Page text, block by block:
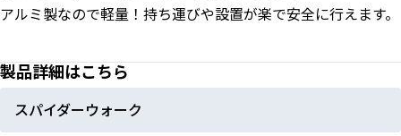
アルミ製なので軽量！持ち運びや設置が楽で安全に行えます。
製品詳細はこちら
スパイダーウォーク